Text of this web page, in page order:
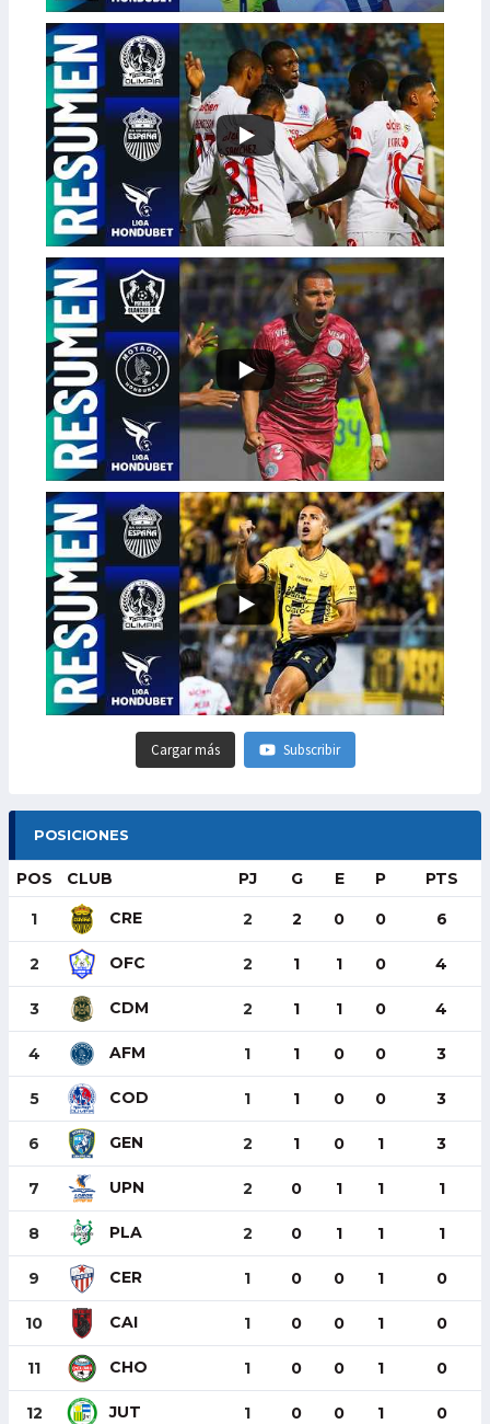
Cargar más Subscribir
POSICIONES
POS CLUB PJ G E P PTS
1 CRE 2 2 0 0 6
2 OFC 2 1 1 0 4
3 CDM 2 1 1 0 4
4 AFM 1 1 0 0 3
5 COD 1 1 0 0 3
6 GEN 2 1 0 1 3
7 UPN 2 0 1 1 1
8 PLA 2 0 1 1 1
9 CER 1 0 0 1 0
10 CAI 1 0 0 1 0
11 CHO 1 0 0 1 0
12 JUT 1 0 0 1 0